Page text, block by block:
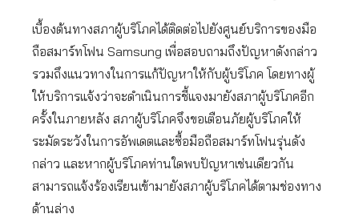
เบื้องต้นทางสภาผู้บริโภคได้ติดต่อไปยังศูนย์บริการของมือ
ถือสมาร์ทโฟน Samsung เพื่อสอบถามถึงปัญหาดังกล่าว
รวมถึงแนวทางในการแก้ปัญหาให้กับผู้บริโภค โดยทางผู้
ให้บริการแจ้งว่าจะดำเนินการชี้แจงมายังสภาผู้บริโภคอีก
ครั้งในภายหลัง สภาผู้บริโภคจึงขอเตือนภัยผู้บริโภคให้
ระมัดระวังในการอัพเดตและซื้อมือถือสมาร์ทโฟนรุ่นดัง
กล่าว และหากผู้บริโภคท่านใดพบปัญหาเช่นเดียวกัน
สามารถแจ้งร้องเรียนเข้ามายังสภาผู้บริโภคได้ตามช่องทาง
ด้านล่าง